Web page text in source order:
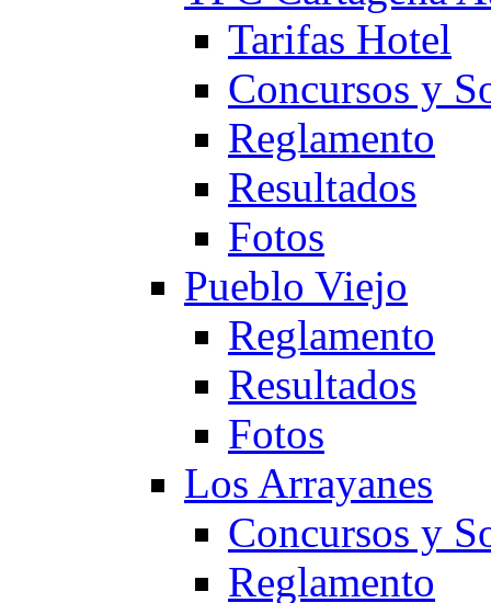
Tarifas Hotel
Concursos y
Reglamento
Resultados
Fotos
Pueblo Viejo
Reglamento
Resultados
Fotos
Los Arrayanes
Concursos y
Reglamento